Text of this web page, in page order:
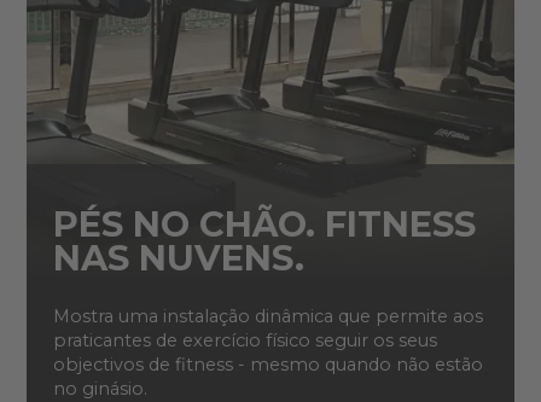
PÉS NO CHÃO. FITNESS
NAS NUVENS.
Mostra uma instalação dinâmica que permite aos
praticantes de exercício físico seguir os seus
objectivos de fitness - mesmo quando não estão
no ginásio.